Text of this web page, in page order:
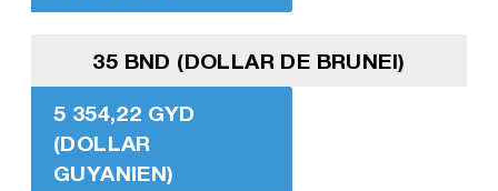
35 BND (DOLLAR DE BRUNEI)
5 354,22 GYD
(DOLLAR
GUYANIEN)